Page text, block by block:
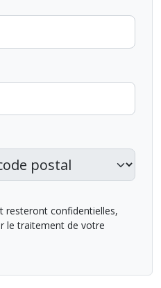
resteront confidentielles,
le traitement de votre